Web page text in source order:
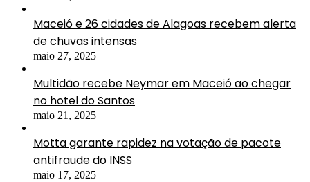
Maceió e 26 cidades de Alagoas recebem alerta
de chuvas intensas
maio 27, 2025
Multidão recebe Neymar em Maceió ao chegar
no hotel do Santos
maio 21, 2025
Motta garante rapidez na votação de pacote
antifraude do INSS
maio 17, 2025